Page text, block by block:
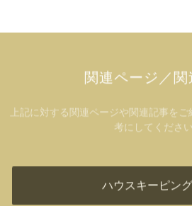
関連ページ／関
上記に対する関連ページや関連記事を
考にしてください
ハウスキーピン